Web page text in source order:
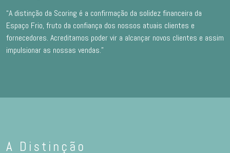
“A distinção da Scoring é a confirmação da solidez financeira da
Espaço Frio, fruto da confiança dos nossos atuais clientes e
fornecedores. Acreditamos poder vir a alcançar novos clientes e assim
impulsionar as nossas vendas.”
A Distinção